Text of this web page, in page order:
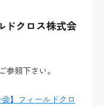
クロス株式会
参照下さい。
会】フィールドクロ